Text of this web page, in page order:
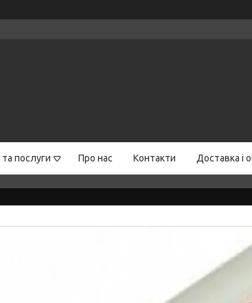
послуги Про нас Контакти Доставка і